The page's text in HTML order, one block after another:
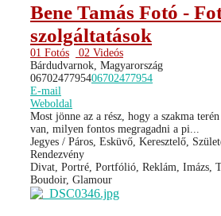
Bene Tamás Fotó -
szolgáltatások
01 Fotós
02 Videós
Bárdudvarnok, Magyarország
0670247795406702477954
E-mail
Weboldal
Most jönne az a rész, hogy a szakma
van, milyen fontos megragadni a pi...
Jegyes / Páros, Esküvő, Keresztelő,
Rendezvény
Divat, Portré, Portfólió, Reklám, Imázs,
Boudoir, Glamour